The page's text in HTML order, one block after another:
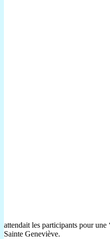
attendait les participants pour une
Sainte Geneviève.